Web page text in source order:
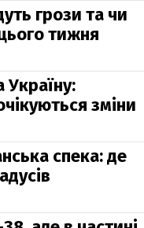
грози та чи
тижня
Україну:
зміни
спека: де